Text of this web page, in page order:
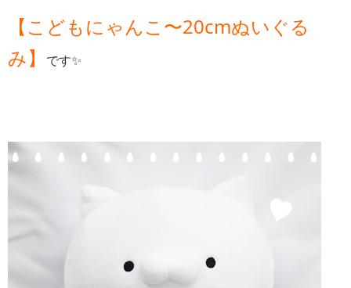
【こどもにゃんこ〜20cmぬいぐる
み】
です✨